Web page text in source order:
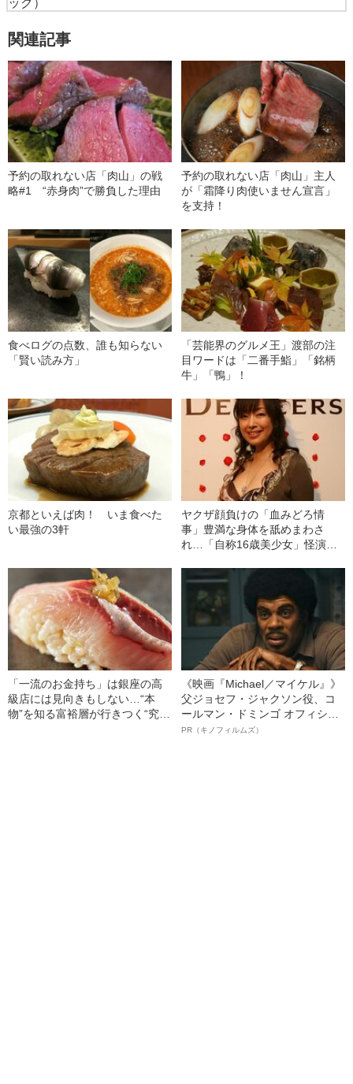
関連記事
予約の取れない店「肉山」の戦
略#1 “赤身肉”で勝負した理由
予約の取れない店「肉山」主人
が「霜降り肉使いません宣言」
を支持！
食べログの点数、誰も知らない
「賢い読み方」
「芸能界のグルメ王」渡部の注
目ワードは「二番手鮨」「銘柄
牛」「鴨」！
京都といえば肉！ いま食べた
い最強の3軒
ヤクザ顔負けの「血みどろ情
事」豊満な身体を舐めまわさ
れ…「自称16歳美少女」怪演
ぎる“熟れ方”
「一流のお金持ち」は銀座の高
級店には見向きもしない…“本
物”を知る富裕層が行きつく“究極
《映画『Michael／マイケル』》
父ジョセフ・ジャクソン役、コ
ールマン・ドミンゴ オフィシャ
ルインタビュー“観客を魅了した
PR（キノフィルムズ）